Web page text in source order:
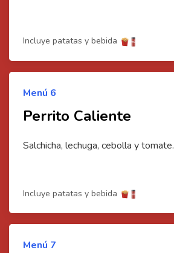
Incluye patatas y bebida
Menú 6
Perrito Caliente
Salchicha, lechuga, cebolla y tomate.
Incluye patatas y bebida
Menú 7